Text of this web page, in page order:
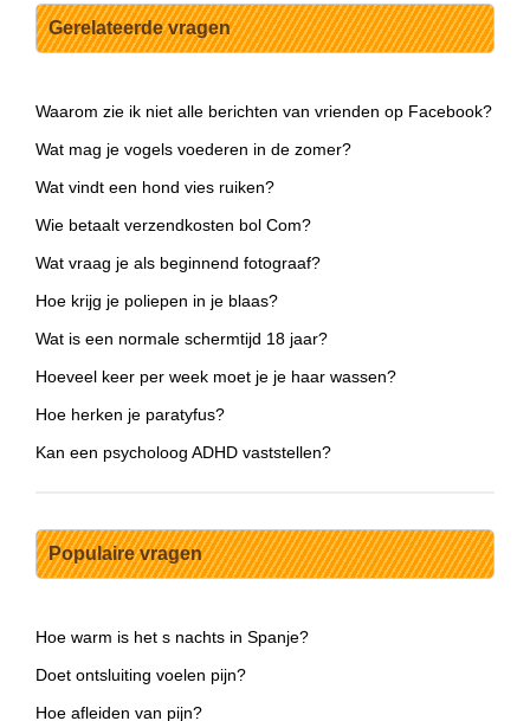
Gerelateerde vragen
Waarom zie ik niet alle berichten van vrienden op Facebook?
Wat mag je vogels voederen in de zomer?
Wat vindt een hond vies ruiken?
Wie betaalt verzendkosten bol Com?
Wat vraag je als beginnend fotograaf?
Hoe krijg je poliepen in je blaas?
Wat is een normale schermtijd 18 jaar?
Hoeveel keer per week moet je je haar wassen?
Hoe herken je paratyfus?
Kan een psycholoog ADHD vaststellen?
Populaire vragen
Hoe warm is het s nachts in Spanje?
Doet ontsluiting voelen pijn?
Hoe afleiden van pijn?